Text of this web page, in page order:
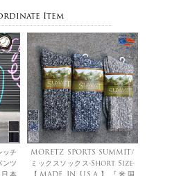
Item
ッチ
ンツ
MORETZ SPORTS SUMMIT/
ミックスソックス-Short Size-